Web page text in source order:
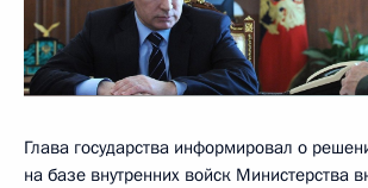
Глава государства информировал о
на базе внутренних войск Министерства